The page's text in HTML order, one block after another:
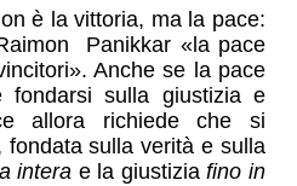
è la vittoria, ma la pace:
Panikkar «la pace
Anche se la pace
fondarsi sulla giustizia e
allora richiede che si
fondata sulla verità e sulla
intera e la giustiziafino in